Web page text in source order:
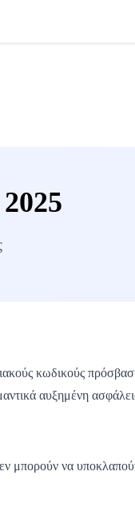
κωδικούς
αυξημένη
μπορούν να